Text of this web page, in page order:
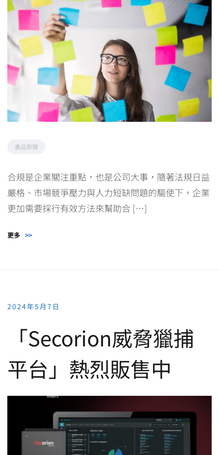
產品新聞
合規是企業關注重點，也是公司大事，隨著法規日益
嚴格、市場競爭壓力與人力短缺問題的驅使下，企業
更加需要採行有效方法來幫助合 […]
更多 >>
2024年5月7日
「Secorion威脅獵捕
平台」熱烈販售中